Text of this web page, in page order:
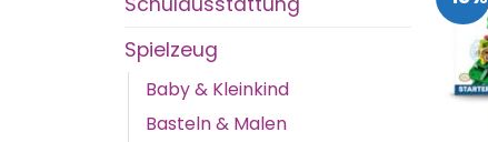
Spielzeug
Baby & Kleinkind
Basteln & Malen